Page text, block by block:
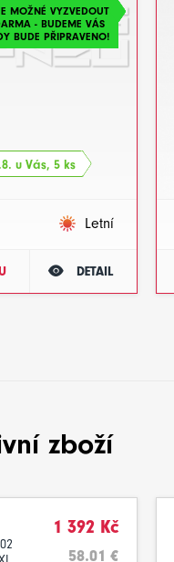
MOŽNÉ VYZVEDOUT
- BUDEME VÁS
BUDE PŘIPRAVENO!
u Vás, 5 ks
Letní
DETAIL
zboží
1 392 Kč
58.01 €